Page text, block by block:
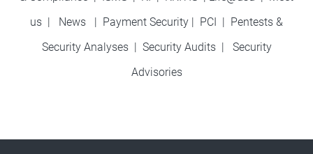
us | News | Payment Security | PCI | Pentests &
Security Analyses | Security Audits| Security
Advisories